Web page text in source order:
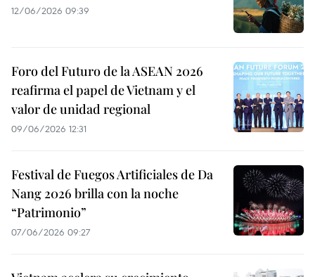
12/06/2026 09:39
Foro del Futuro de la ASEAN 2026
reafirma el papel de Vietnam y el
valor de unidad regional
09/06/2026 12:31
Festival de Fuegos Artificiales de Da
Nang 2026 brilla con la noche
“Patrimonio”
07/06/2026 09:27